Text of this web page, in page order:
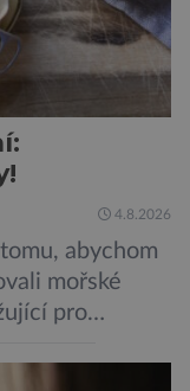
4.8.2026
abychom
mořské
pro